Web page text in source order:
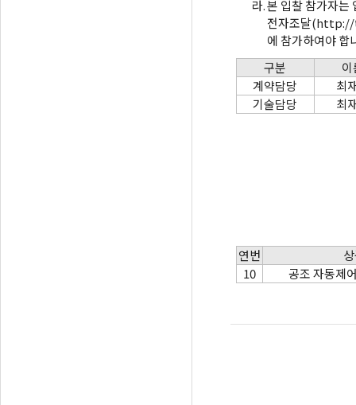
라.본 입찰 참가자는
전자조달(http://
에 참가하여야 합
구분
계약담당
최
기술담당
최
연번
10
공조 자동제